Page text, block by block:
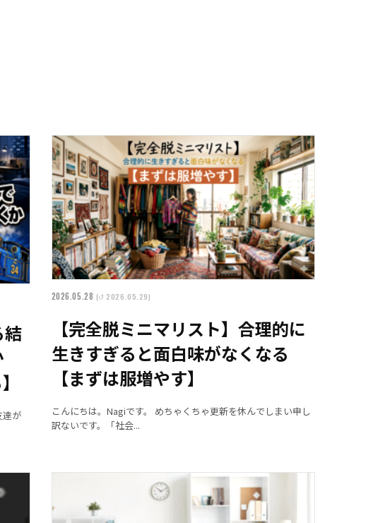
結
達が
2026.05.28 (↺ 2026.05.29)
【完全脱ミニマリスト】合理的に
生きすぎると面白味がなくなる
【まずは服増やす】
こんにちは。Nagiです。 めちゃくちゃ更新を休んでしまい申し
訳ないです。「社会...